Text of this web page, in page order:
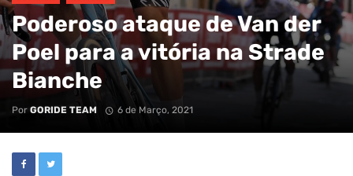
Poderoso ataque de Van der
Poel para a vitória na Strade
Bianche
Por GORIDE TEAM 6 de Março, 2021